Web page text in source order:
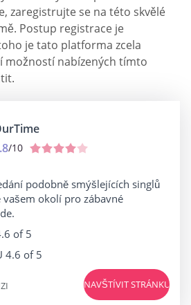
zaregistrujte se na této skvělé
Postup registrace je
je tato platforma zcela
možností nabízených tímto
/10
podobně smýšlejících singlů
vašem okolí pro zábavné
of 5
4.6 of 5
NAVŠTÍVIT STRÁNKU